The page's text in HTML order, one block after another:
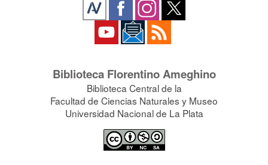
Biblioteca Florentino Ameghino
Biblioteca Central de la
Facultad de Ciencias Naturales y Museo
Universidad Nacional de La Plata